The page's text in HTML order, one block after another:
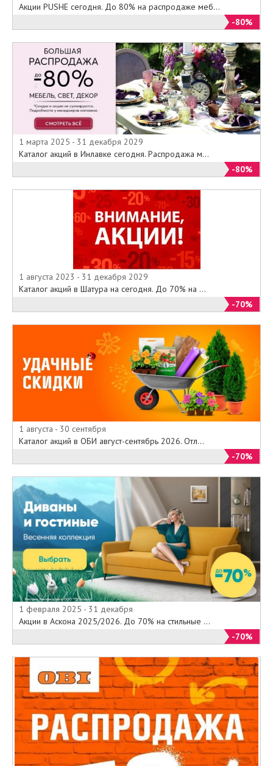
Акции PUSHE сегодня. До 80% на распродаже меб...
-80%
1 марта 2025 - 31 декабря 2029
Каталог акций в Инлавке сегодня. Распродажа м...
-80%
1 августа 2023 - 31 декабря 2029
Каталог акций в Шатура на сегодня. До 70% на ...
-70%
1 августа - 30 сентября
Каталог акций в ОБИ август-сентябрь 2026. Отл...
-70%
1 февраля 2025 - 31 декабря
Акции в Аскона 2025/2026. До 70% на стильные ...
-70%